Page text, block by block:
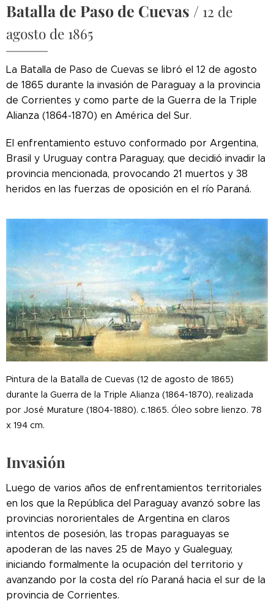
Batalla de Paso de Cuevas / 12 de
agosto de 1865
La Batalla de Paso de Cuevas se libró el 12 de agosto
de 1865 durante la invasión de Paraguay a la provincia
de Corrientes y como parte de la Guerra de la Triple
Alianza (1864-1870) en América del Sur.
El enfrentamiento estuvo conformado por Argentina,
Brasil y Uruguay contra Paraguay, que decidió invadir la
provincia mencionada, provocando 21 muertos y 38
heridos en las fuerzas de oposición en el río Paraná.
Pintura de la Batalla de Cuevas (12 de agosto de 1865)
durante la Guerra de la Triple Alianza (1864-1870), realizada
por José Murature (1804-1880). c.1865. Óleo sobre lienzo. 78
x 194 cm.
Invasión
Luego de varios años de enfrentamientos territoriales
en los que la República del Paraguay avanzó sobre las
provincias nororientales de Argentina en claros
intentos de posesión, las tropas paraguayas se
apoderan de las naves 25 de Mayo y Gualeguay,
iniciando formalmente la ocupación del territorio y
avanzando por la costa del río Paraná hacia el sur de la
provincia de Corrientes.